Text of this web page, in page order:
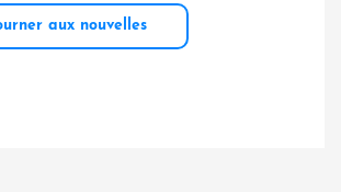
aux nouvelles